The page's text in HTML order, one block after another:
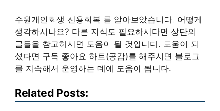
수원개인회생 신용회복 를 알아보았습니다. 어떻게
생각하시나요? 다른 지식도 필요하시다면 상단의
글들을 참고하시면 도움이 될 것입니다. 도움이 되
셨다면 구독 좋아요 하트(공감)를 해주시면 블로그
를 지속해서 운영하는 데에 도움이 됩니다.
Related Posts: